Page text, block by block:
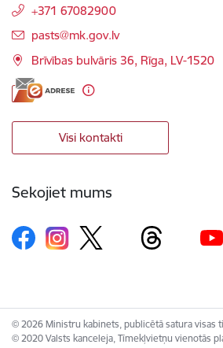
+371 67082900
E-pasts:
pasts@mk.gov.lv
Brīvības bulvāris 36, Rīga, LV-1520
Visi kontakti
Sekojiet mums
© 2026 Ministru kabinets, publicētā satura visas
© 2020 Valsts kanceleja, Tīmekļvietņu vienotās